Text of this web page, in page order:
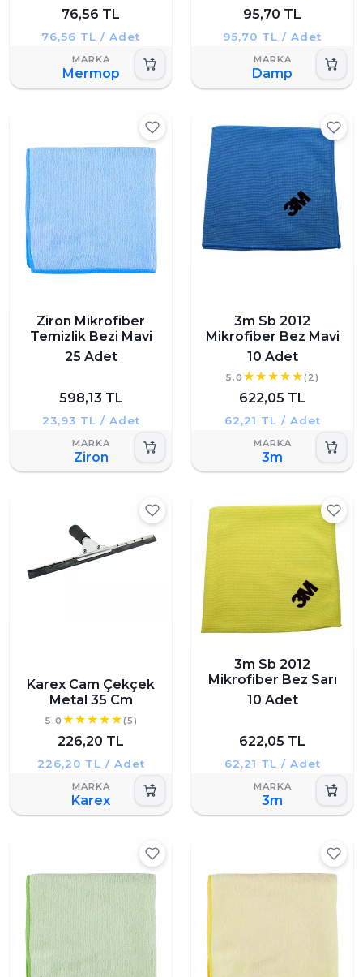
76,56 TL
76,56 TL / Adet
Mermop
95,70 TL
95,70 TL / Adet
Damp
Ziron Mikrofiber
Temizlik Bezi Mavi
25 Adet
598,13 TL
23,93 TL / Adet
Ziron
3m Sb 2012
Mikrofiber Bez Mavi
10 Adet
5.0 (2)
622,05 TL
62,21 TL / Adet
3m
Karex Cam Çekçek
Metal 35 Cm
5.0 (5)
226,20 TL
226,20 TL / Adet
Karex
3m Sb 2012
Mikrofiber Bez Sarı
10 Adet
622,05 TL
62,21 TL / Adet
3m